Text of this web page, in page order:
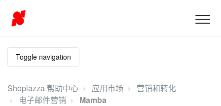
Toggle navigation
Shoplazza 帮助中心 应用市场
营销和转化
电子邮件营销
Mamba